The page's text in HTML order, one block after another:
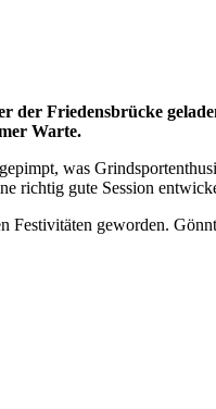
Friedensbrücke
Warte.
was
richtig gute Session
Festivitäten geworden.